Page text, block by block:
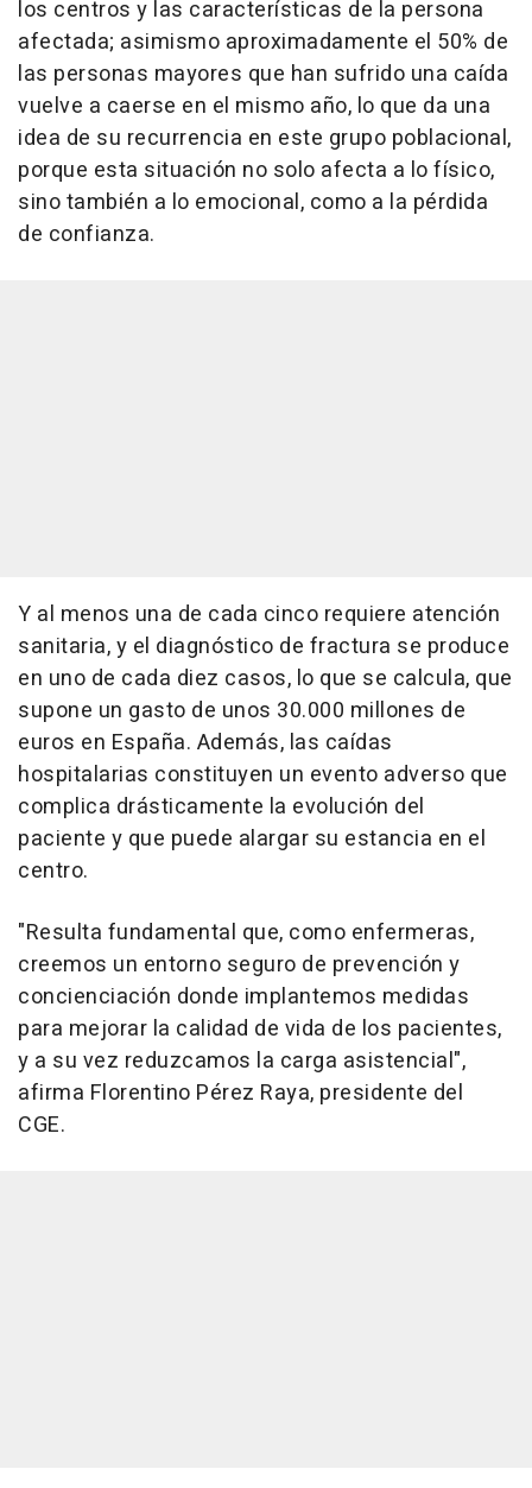
los centros y las características de la persona
afectada; asimismo aproximadamente el 50% de
las personas mayores que han sufrido una caída
vuelve a caerse en el mismo año, lo que da una
idea de su recurrencia en este grupo poblacional,
porque esta situación no solo afecta a lo físico,
sino también a lo emocional, como a la pérdida
de confianza.
Y al menos una de cada cinco requiere atención
sanitaria, y el diagnóstico de fractura se produce
en uno de cada diez casos, lo que se calcula, que
supone un gasto de unos 30.000 millones de
euros en España. Además, las caídas
hospitalarias constituyen un evento adverso que
complica drásticamente la evolución del
paciente y que puede alargar su estancia en el
centro.
"Resulta fundamental que, como enfermeras,
creemos un entorno seguro de prevención y
concienciación donde implantemos medidas
para mejorar la calidad de vida de los pacientes,
y a su vez reduzcamos la carga asistencial",
afirma Florentino Pérez Raya, presidente del
CGE.